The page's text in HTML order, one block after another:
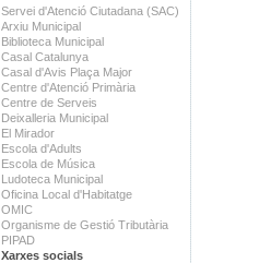
Servei d'Atenció Ciutadana (SAC)
Arxiu Municipal
Biblioteca Municipal
Casal Catalunya
Casal d'Avis Plaça Major
Centre d'Atenció Primària
Centre de Serveis
Deixalleria Municipal
El Mirador
Escola d'Adults
Escola de Música
Ludoteca Municipal
Oficina Local d'Habitatge
OMIC
Organisme de Gestió Tributària
PIPAD
Xarxes socials